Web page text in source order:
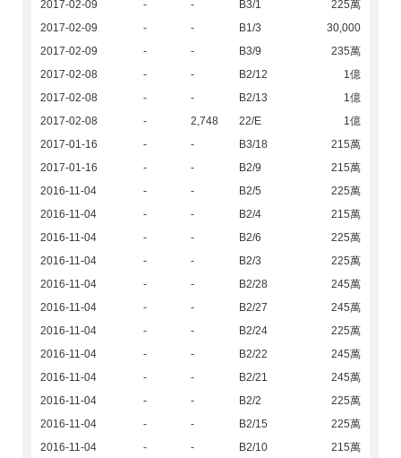
2017-02-09 - - B3/1
225萬
2017-02-09
- - B1/3
30,000
2017-02-09
- - B3/9
235萬
2017-02-08
- - B2/12
1億
2017-02-08
- - B2/13
1億
2017-02-08
- 2,748 22/E
1億
2017-01-16
- - B3/18
215萬
2017-01-16
- - B2/9
215萬
2016-11-04
- - B2/5
225萬
2016-11-04
- - B2/4
215萬
2016-11-04
- - B2/6
225萬
2016-11-04
- - B2/3
225萬
2016-11-04
- - B2/28
245萬
2016-11-04
- - B2/27
245萬
2016-11-04
- - B2/24
225萬
2016-11-04
- - B2/22
245萬
2016-11-04
- - B2/21
245萬
2016-11-04
- - B2/2
225萬
2016-11-04
- - B2/15
225萬
2016-11-04
- - B2/10
215萬